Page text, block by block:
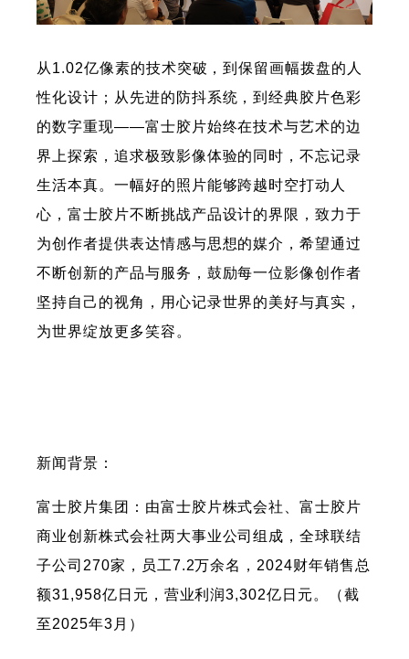
从1.02亿像素的技术突破，到保留画幅拨盘的人
性化设计；从先进的防抖系统，到经典胶片色彩
的数字重现——富士胶片始终在技术与艺术的边
界上探索，追求极致影像体验的同时，不忘记录
生活本真。一幅好的照片能够跨越时空打动人
心，富士胶片不断挑战产品设计的界限，致力于
为创作者提供表达情感与思想的媒介，希望通过
不断创新的产品与服务，鼓励每一位影像创作者
坚持自己的视角，用心记录世界的美好与真实，
为世界绽放更多笑容。
新闻背景：
富士胶片集团：由富士胶片株式会社、富士胶片
商业创新株式会社两大事业公司组成，全球联结
子公司270家，员工7.2万余名，2024财年销售总
额31,958亿日元，营业利润3,302亿日元。（截
至2025年3月）